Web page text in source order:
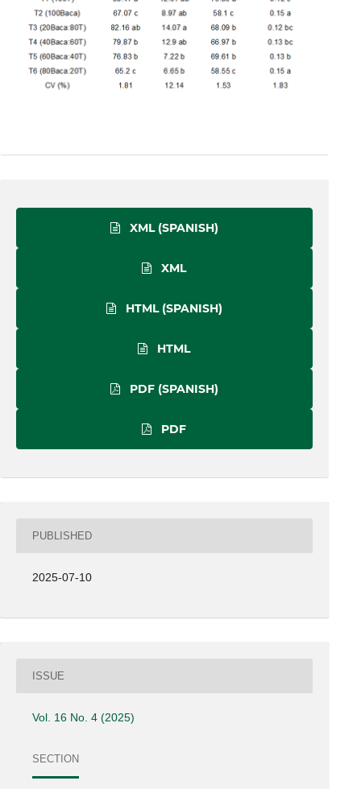
XML (SPANISH)
XML
HTML (SPANISH)
HTML
PDF (SPANISH)
PDF
PUBLISHED
2025-07-10
ISSUE
Vol. 16 No. 4 (2025)
SECTION